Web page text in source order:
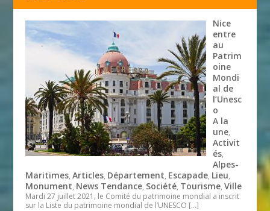
Nice
entre
au
Patrim
oine
Mondi
al de
l’Unesc
o
A la
une,
Activit
és,
Alpes-
Maritimes,Articles, Département, Escapade, Lieu,
Monument, News Tendance, Société, Tourisme,Ville
Mardi 27 juillet 2021, le Comité du patrimoine mondial a inscrit
sur la Liste du patrimoine mondial de l’UNESCO […]